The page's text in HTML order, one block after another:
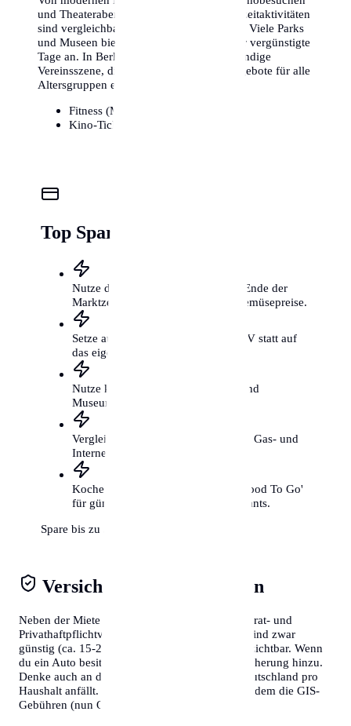
und Theaterabenden – die Kosten für Freizeitaktivitäten
sind vergleichbar mit anderen Metropolen. Viele Parks
und Museen bieten zudem kostenlose oder vergünstigte
Tage an. In Berlin gibt es zudem eine lebendige
Vereinsszene, die kostengünstige Sportangebote für alle
Altersgruppen ermöglicht.
Fitness (Monat):
Kino-Ticket:
Top Spartipps für Berlin
Nutze die Wochenmärkte kurz vor Ende der
Marktzeit für günstige Obst- und Gemüsepreise.
Setze auf das Fahrrad und den ÖPNV statt auf
das eigene Auto.
Nutze kostenfreie Kulturangebote und
Museumstage.
Vergleiche regelmäßig deine Strom-, Gas- und
Internetverträge.
Koche öfter selbst und nutze 'Too Good To Go'
für günstige Mahlzeiten aus Restaurants.
Spare bis zu 300€ mtl.
Versicherungen & Abgaben
Neben der Miete solltest du Kosten für die Hausrat- und
Privathaftpflichtversicherung einplanen. Diese sind zwar
günstig (ca. 15-20€/Monat), aber absolut unverzichtbar. Wenn
du ein Auto besitzt, kommen Steuern und Versicherung hinzu.
Denke auch an den Rundfunkbeitrag, der in Deutschland pro
Haushalt anfällt. Wer in Österreich lebt, muss zudem die GIS-
Gebühren (nun ORF-Beitrag) berücksichtigen.